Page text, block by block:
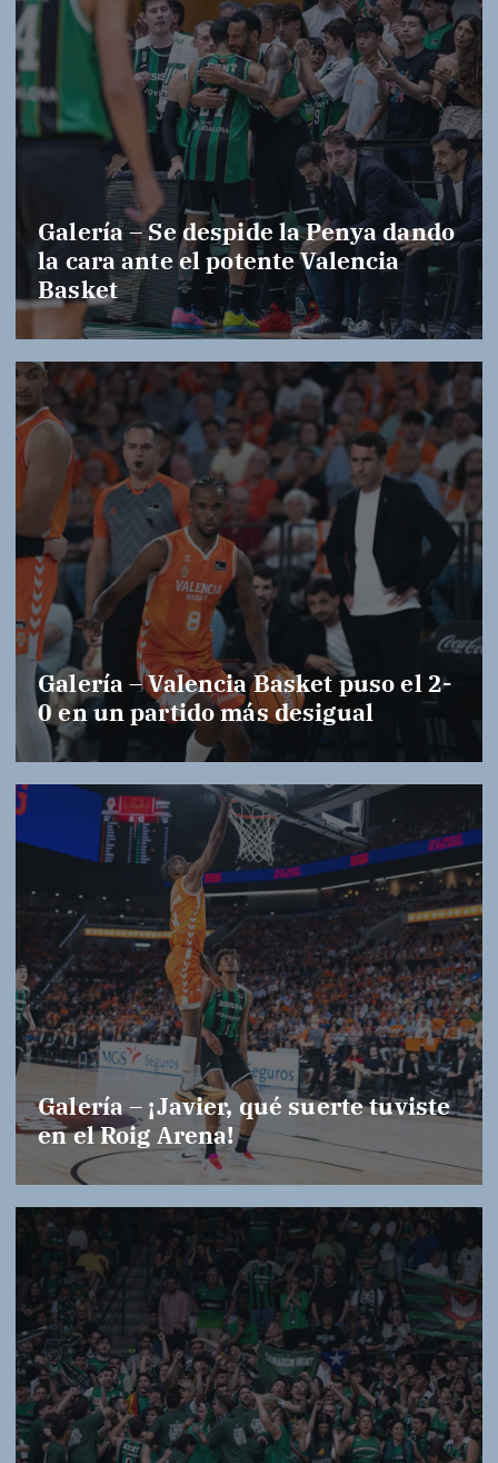
Galería – Se despide la Penya dando
la cara ante el potente Valencia
Basket
Galería – Valencia Basket puso el 2-
0 en un partido más desigual
Galería – ¡Javier, qué suerte tuviste
en el Roig Arena!